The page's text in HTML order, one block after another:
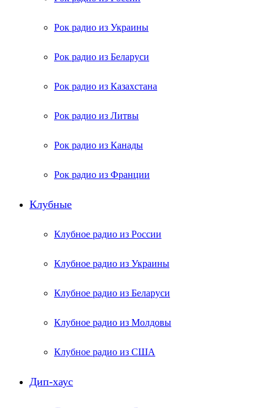
Рок радио из Украины
Рок радио из Беларуси
Рок радио из Казахстана
Рок радио из Литвы
Рок радио из Канады
Рок радио из Франции
Клубные
Клубное радио из России
Клубное радио из Украины
Клубное радио из Беларуси
Клубное радио из Молдовы
Клубное радио из США
Дип-хаус